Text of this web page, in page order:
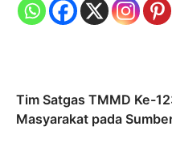
Tim Satgas TMMD Ke-
Masyarakat pada